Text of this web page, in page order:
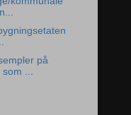
på
som ...